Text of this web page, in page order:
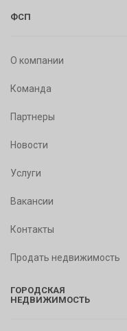
ФСП
О компании
Команда
Партнеры
Новости
Услуги
Вакансии
Контакты
Продать недвижимость
ГОРОДСКАЯ
НЕДВИЖИМОСТЬ